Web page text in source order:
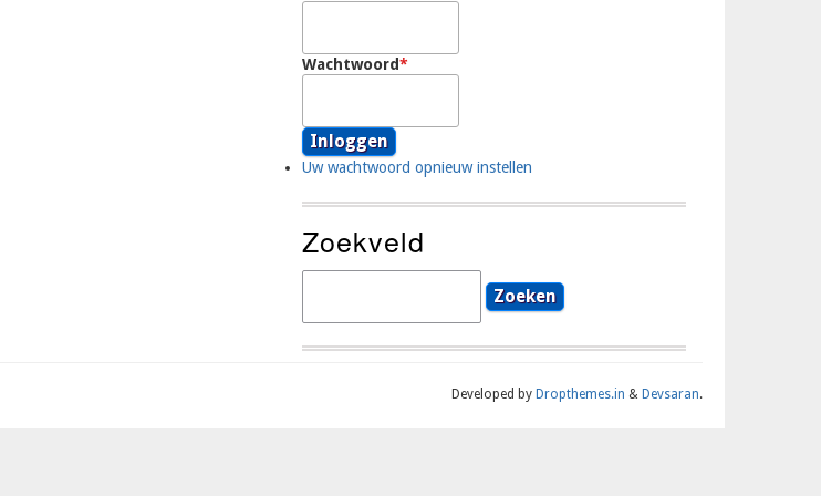
Wachtwoord
Uw wachtwoord opnieuw instellen
Zoekveld
Developed by Dropthemes.in & Devsaran.